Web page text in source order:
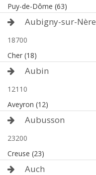
Puy-de-Dôme (63)
Aubigny-sur-Nère
18700
Cher (18)
Aubin
12110
Aveyron (12)
Aubusson
23200
Creuse (23)
Auch